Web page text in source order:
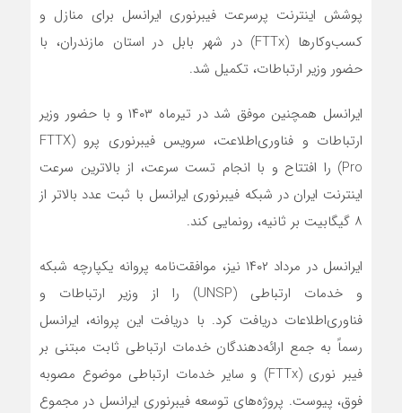
پوشش اینترنت پرسرعت فیبرنوری ایرانسل برای منازل و
کسب‌وکارها (FTTx) در شهر بابل در استان مازندران، با
حضور وزیر ارتباطات، تکمیل شد.
ایرانسل همچنین موفق شد در تیرماه ۱۴۰۳ و با حضور وزیر
ارتباطات و فناوری‌اطلاعت، سرویس فیبرنوری پرو (FTTX
Pro) را افتتاح و با انجام تست سرعت، از بالاترین سرعت
اینترنت ایران در شبکه فیبرنوری ایرانسل با ثبت عدد بالاتر از
۸ گیگابیت بر ثانیه، رونمایی کند.
ایرانسل در مرداد ۱۴۰۲ نیز، موافقت‌نامه پروانه یکپارچه شبکه
و خدمات ارتباطی (UNSP) را از وزیر ارتباطات و
فناوری‌اطلاعات دریافت کرد. با دریافت این پروانه، ایرانسل
رسماً به جمع ارائه‌دهندگان خدمات ارتباطی ثابت مبتنی بر
فیبر نوری (FTTx) و سایر خدمات ارتباطی موضوع مصوبه
فوق، پیوست. پروژه‌های توسعه فیبرنوری ایرانسل در مجموع